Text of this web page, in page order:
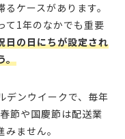
ケースがあります。
て1年のなかでも重要
日の日にちが設定され
。
デンウイークで、毎年
節や国慶節は配送業
ません。